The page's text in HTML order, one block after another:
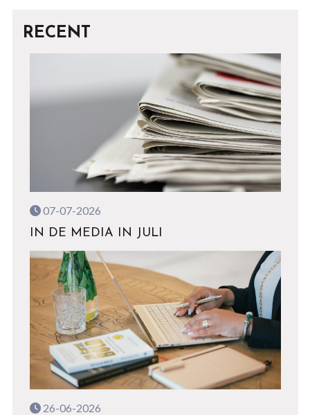
RECENT
07-07-2026
IN DE MEDIA IN JULI
26-06-2026